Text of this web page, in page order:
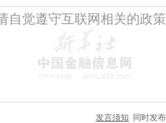
发言须知 同时发